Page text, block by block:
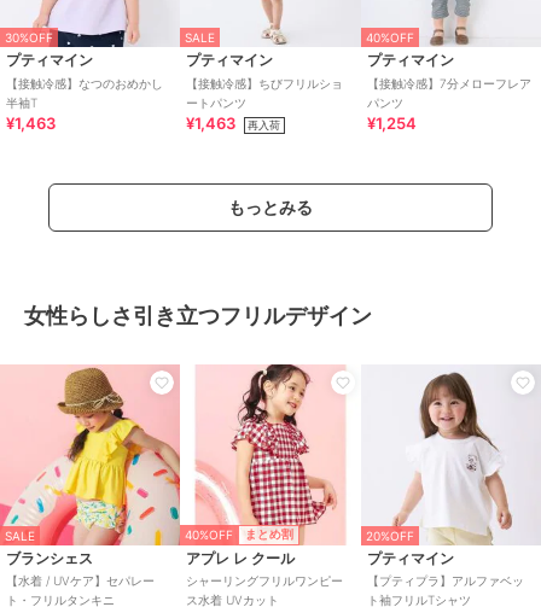
30%OFF
プティマイン
【接触冷感】なつのおめかし
半袖T
¥1,463
SALE
プティマイン
【接触冷感】ちびフリルショ
ートパンツ
¥1,463 再入荷
40%OFF
プティマイン
【接触冷感】7分メローフレア
パンツ
¥1,254
もっとみる
女性らしさ引き立つフリルデザイン
SALE
ブランシェス
【水着 / UVケア】セパレー
ト・フリルタンキニ
40%OFF まとめ割
アプレ レ クール
シャーリングフリルワンピー
ス水着 UVカット
20%OFF
プティマイン
【プティプラ】アルファベッ
ト袖フリルTシャツ